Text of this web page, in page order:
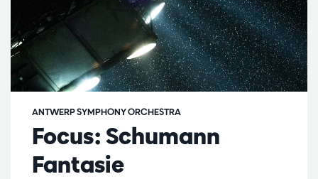
Focus: Schumann
Fantasie
ANTWERP SYMPHONY ORCHESTRA